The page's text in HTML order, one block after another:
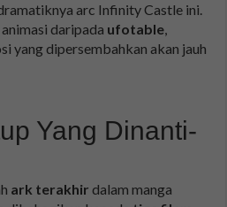
arc Infinity Castle ini.
daripada ufotable,
yang dipersembahkan akan jauh
Yang Dinanti-
ark terakhir dalam manga